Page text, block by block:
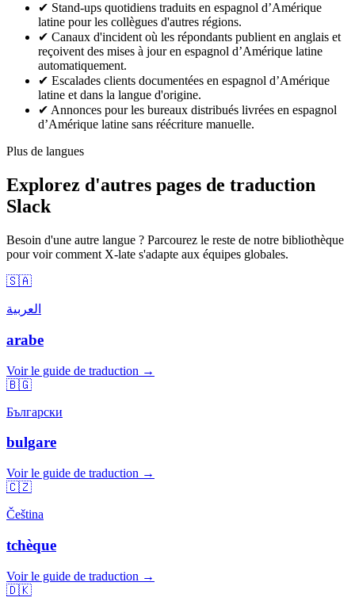
✔ Stand-ups quotidiens traduits en espagnol d’Amérique
latine pour les collègues d'autres régions.
✔ Canaux d'incident où les répondants publient en anglais et
reçoivent des mises à jour en espagnol d’Amérique latine
automatiquement.
✔ Escalades clients documentées en espagnol d’Amérique
latine et dans la langue d'origine.
✔ Annonces pour les bureaux distribués livrées en espagnol
d’Amérique latine sans réécriture manuelle.
Plus de langues
Explorez d'autres pages de traduction
Slack
Besoin d'une autre langue ? Parcourez le reste de notre bibliothèque
pour voir comment X-late s'adapte aux équipes globales.
🇸🇦
العربية
arabe
Voir le guide de traduction →
🇧🇬
Български
bulgare
Voir le guide de traduction →
🇨🇿
Čeština
tchèque
Voir le guide de traduction →
🇩🇰